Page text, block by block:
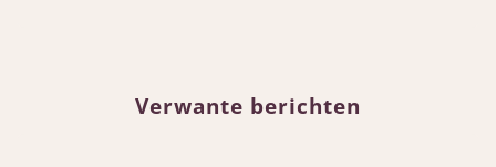
Verwante berichten